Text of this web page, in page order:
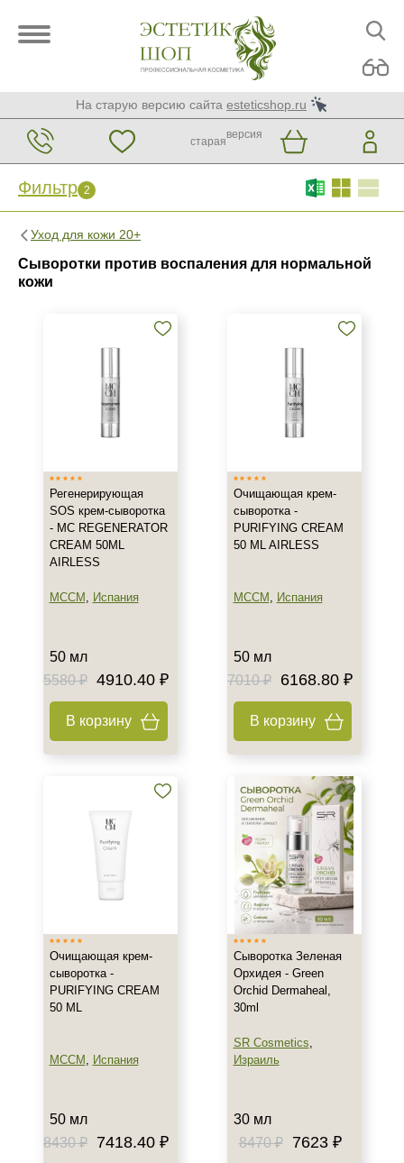
На старую версию сайта esteticshop.ru
старая
версия
Фильтр 2
Уход для кожи 20+
Сыворотки против воспаления для нормальной
кожи
Фильтр 2 Сброс
Бренд
Россия
Показать еще
Тип товара
Гель
Класс косметики
Домашняя
Профессиональная
Все типы кожи
Возраст
Любой возраст
Любой возраст (от 18 лет)
Восстановление
Матирование
Регенерирующая
SOS крем-сыворотка
- MC REGENERATOR
CREAM 50ML
AIRLESS
MCCM , Испания
50 мл
5580 ₽ 4910.40 ₽
В корзину
Очищающая крем-
сыворотка -
PURIFYING CREAM
50 ML AIRLESS
MCCM , Испания
50 мл
7010 ₽
6168.80 ₽
В корзину
Очищающая крем-
сыворотка -
PURIFYING CREAM
50 ML
MCCM , Испания
50 мл
8430 ₽
7418.40 ₽
Сыворотка Зеленая
Орхидея - Green
Orchid Dermaheal,
30ml
SR Cosmetics,
Израиль
30 мл
8470 ₽
7623 ₽